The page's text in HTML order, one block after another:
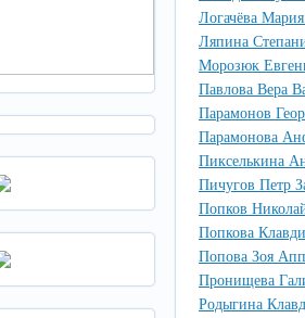
Логачёва
Ляпина
Морозюк
Павлова Вера
Парамонов
Парамонова
Пикселькина
Пичугов Петр
Попков
Попкова
Попова Зоя
Пронищева
Родыгина